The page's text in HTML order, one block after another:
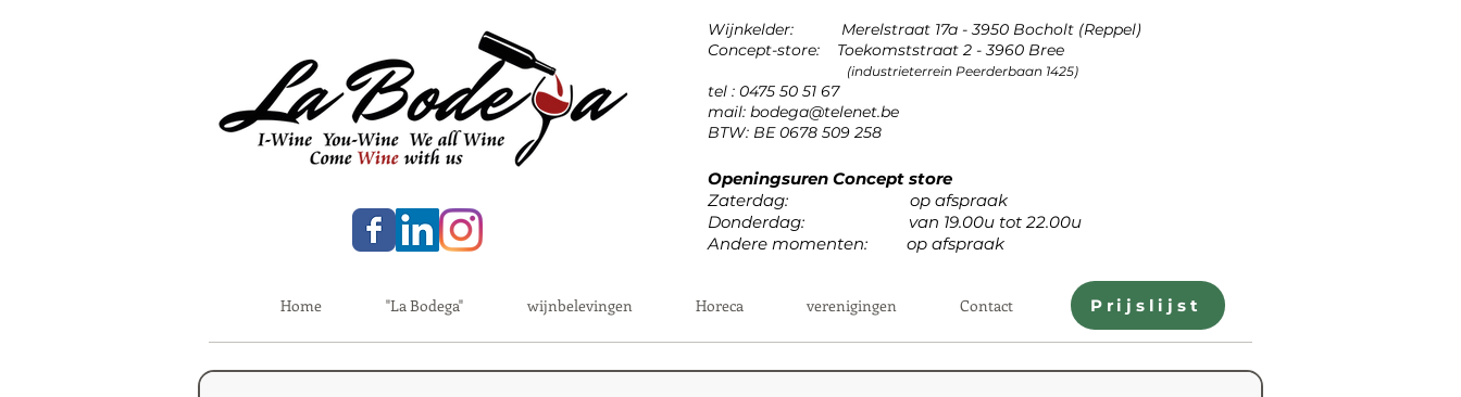
Wijnkelder: Merelstraat 17a - 3950 Bocholt (Reppel)
Concept-store: Toekomststraat 2 - 3960 Bree
(industrieterrein Peerderbaan 1425)
tel : 0475 50 51 67
mail: bodega@telenet.be
BTW: BE 0678 509 258
Openingsuren Concept store
Zaterdag: op afspraak
Donderdag: van 19.00u tot 22.00u
Andere momenten: op afspraak
Home "La Bodega" wijnbelevingen Horeca verenigingen Contact Prijslijst